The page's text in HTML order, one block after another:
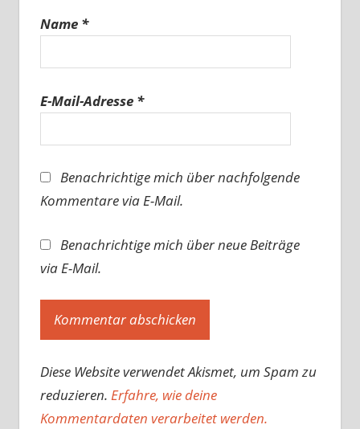
Name *
E-Mail-Adresse *
Benachrichtige mich über nachfolgende
Kommentare via E-Mail.
Benachrichtige mich über neue Beiträge
via E-Mail.
Diese Website verwendet Akismet, um Spam zu
reduzieren. Erfahre, wie deine
Kommentardaten verarbeitet werden.